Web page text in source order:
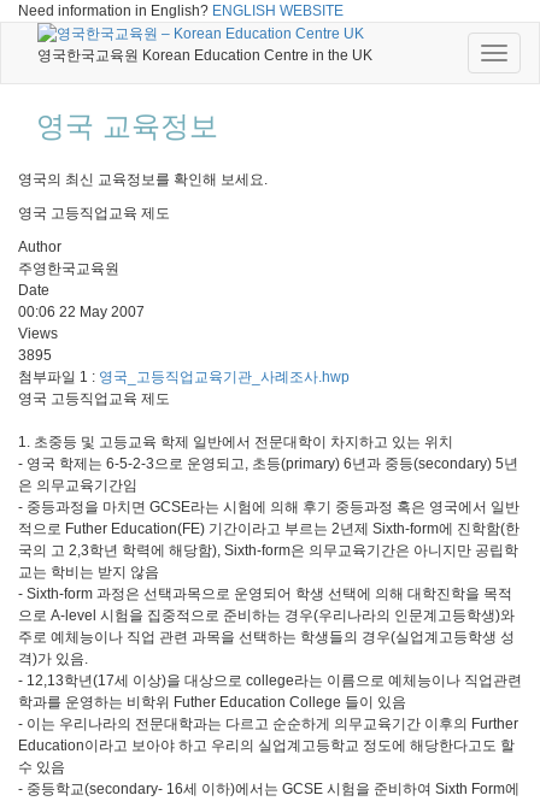
Need information in English? ENGLISH WEBSITE
Toggle
영국한국교육원 Korean Education Centre in the UK
영국 교육정보
영국의 최신 교육정보를 확인해 보세요.
영국 고등직업교육 제도
Author
주영한국교육원
Date
00:06 22 May 2007
Views
3895
첨부파일 1 : 영국_고등직업교육기관_사례조사.hwp
영국 고등직업교육 제도
1. 초중등 및 고등교육 학제 일반에서 전문대학이 차지하고 있는 위치
- 영국 학제는 6-5-2-3으로 운영되고, 초등(primary) 6년과 중등(secondary) 5년
은 의무교육기간임
- 중등과정을 마치면 GCSE라는 시험에 의해 후기 중등과정 혹은 영국에서 일반
적으로 Futher Education(FE) 기간이라고 부르는 2년제 Sixth-form에 진학함(한
국의 고 2,3학년 학력에 해당함), Sixth-form은 의무교육기간은 아니지만 공립학
교는 학비는 받지 않음
- Sixth-form 과정은 선택과목으로 운영되어 학생 선택에 의해 대학진학을 목적
으로 A-level 시험을 집중적으로 준비하는 경우(우리나라의 인문계고등학생)와
주로 예체능이나 직업 관련 과목을 선택하는 학생들의 경우(실업계고등학생 성
격)가 있음.
- 12,13학년(17세 이상)을 대상으로 college라는 이름으로 예체능이나 직업관련
학과를 운영하는 비학위 Futher Education College 들이 있음
- 이는 우리나라의 전문대학과는 다르고 순순하게 의무교육기간 이후의 Further
Education이라고 보아야 하고 우리의 실업계고등학교 정도에 해당한다고도 할
수 있음
- 중등학교(secondary- 16세 이하)에서는 GCSE 시험을 준비하여 Sixth Form에